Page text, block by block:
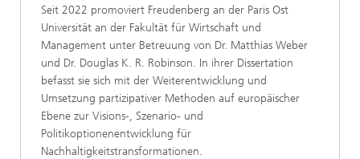
Seit 2022 promoviert Freudenberg an der Paris Ost
Universität an der Fakultät für Wirtschaft und
Management unter Betreuung von Dr. Matthias Weber
und Dr. Douglas K. R. Robinson. In ihrer Dissertation
befasst sie sich mit der Weiterentwicklung und
Umsetzung partizipativer Methoden auf europäischer
Ebene zur Visions-, Szenario- und
Politikoptionenentwicklung für
Nachhaltigkeitstransformationen.